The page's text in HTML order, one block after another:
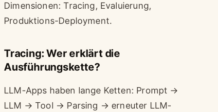
Dimensionen: Tracing, Evaluierung,
Produktions-Deployment.
Tracing: Wer erklärt die
Ausführungskette?
LLM-Apps haben lange Ketten: Prompt →
LLM → Tool → Parsing → erneuter LLM-